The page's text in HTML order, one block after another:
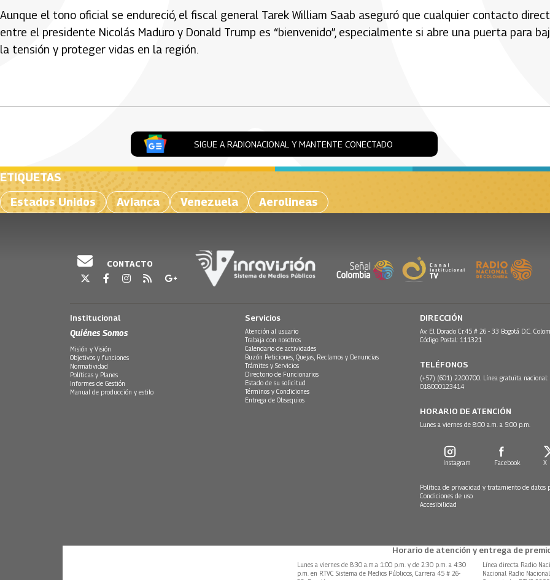
Aunque el tono oficial se endureció, el fiscal general Tarek William Saab aseguró que cualquier contacto
entre el presidente Nicolás Maduro y Donald Trump es “bienvenido”, especialmente si abre una puerta para
la tensión y proteger vidas en la región.
SIGUE A RADIONACIONAL Y MANTENTE CONECTADO
ETIQUETAS
Estados Unidos
Avianca Venezuela Aerolineas
CONTACTO
Institucional
Quiénes Somos
Misión y Visión
Objetivos y funciones
Normatividad
Políticas y Planes
Informes de Gestión
Manual de producción y estilo
Servicios
Atención al usuario
Trabaja con nosotros
Calendario de actividades
Buzón Peticiones, Quejas, Reclamos y Denuncias
Trámites y Servicios
Directorio de Funcionarios
Estado de su solicitud
Términos y Condiciones
Entrega de Obsequios
DIRECCIÓN
Av. El Dorado Cr.45 # 26 - 33 Bogotá D.C.
Código Postal: 111321
TELÉFONOS
(+57) (601) 2200700. Línea gratuita nacional:
018000123414
HORARIO DE ATENCIÓN
Lunes a viernes de 8:00 a.m. a 5:00 p.m.
Instagram Facebook X
Política de privacidad y tratamiento de datos
Condiciones de uso
Accesibilidad
Horario de atención y entrega de
Lunes a viernes de 8:30 a.m.a 1:00 p.m. y de 2:30 p.m. a 4:30
p.m. en RTVC Sistema de Medios Públicos, Carrera 45 # 26-
Línea directa Radio
Nacional Radio